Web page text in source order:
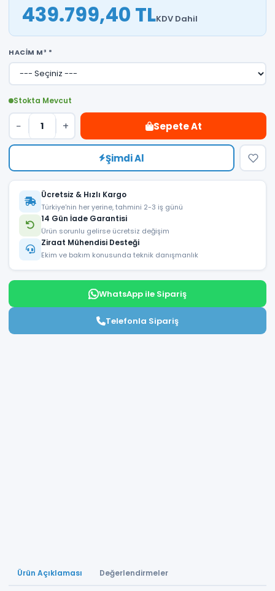
439.799,40 TLKDV Dahil
HACIM M³ *
Stokta Mevcut
− + Sepete At
Şimdi Al
Ücretsiz & Hızlı Kargo
Türkiye'nin her yerine, tahmini 2-3 iş günü
14 Gün İade Garantisi
Ürün sorunlu gelirse ücretsiz değişim
Ziraat Mühendisi Desteği
Ekim ve bakım konusunda teknik danışmanlık
WhatsApp ile Sipariş
Telefonla Sipariş
Ürün Açıklaması Değerlendirmeler